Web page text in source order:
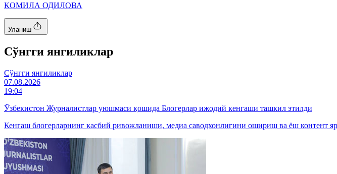
КОМИЛА ОДИЛОВА
Уланиш
Cўнгги янгиликлар
Cўнгги янгиликлар
07.08.2026
19:04
Ўзбекистон Журналистлар уюшмаси қошида Блогерлар ижодий кенгаши ташкил этилди
Кенгаш блогерларнинг касбий ривожланиши, медиа саводхонлигини ошириш ва ёш контент